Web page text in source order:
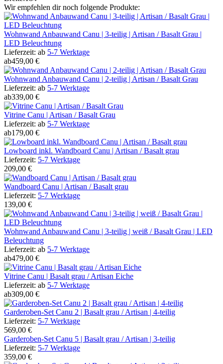
Wir empfehlen dir noch folgende Produkte:
Wohnwand Anbauwand Canu | 3-teilig | Artisan / Basalt Grau |
LED Beleuchtung
Lieferzeit: ab 5-7 Werktage
ab459,00 €
Wohnwand Anbauwand Canu | 2-teilig | Artisan / Basalt Grau
Lieferzeit: ab 5-7 Werktage
ab339,00 €
Vitrine Canu | Artisan / Basalt Grau
Lieferzeit: ab 5-7 Werktage
ab179,00 €
Lowboard inkl. Wandboard Canu | Artisan / Basalt grau
Lieferzeit: 5-7 Werktage
209,00 €
Wandboard Canu | Artisan / Basalt grau
Lieferzeit: 5-7 Werktage
139,00 €
Wohnwand Anbauwand Canu | 3-teilig | weiß / Basalt Grau | LED
Beleuchtung
Lieferzeit: ab 5-7 Werktage
ab479,00 €
Vitrine Canu | Basalt grau / Artisan Eiche
Lieferzeit: ab 5-7 Werktage
ab309,00 €
Garderoben-Set Canu 2 | Basalt grau / Artisan | 4-teilig
Lieferzeit: 5-7 Werktage
569,00 €
Garderoben-Set Canu 5 | Basalt grau / Artisan | 3-teilig
Lieferzeit: 5-7 Werktage
359,00 €